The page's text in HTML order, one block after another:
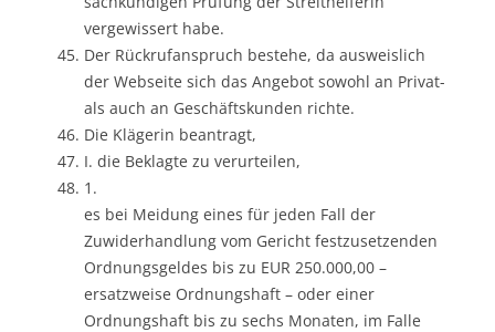
vergewissert habe.
Der Rückrufanspruch bestehe, da ausweislich
der Webseite sich das Angebot sowohl an Privat-
als auch an Geschäftskunden richte.
Die Klägerin beantragt,
I. die Beklagte zu verurteilen,
1.
es bei Meidung eines für jeden Fall der
Zuwiderhandlung vom Gericht festzusetzenden
Ordnungsgeldes bis zu EUR 250.000,00 –
ersatzweise Ordnungshaft – oder einer
Ordnungshaft bis zu sechs Monaten, im Falle